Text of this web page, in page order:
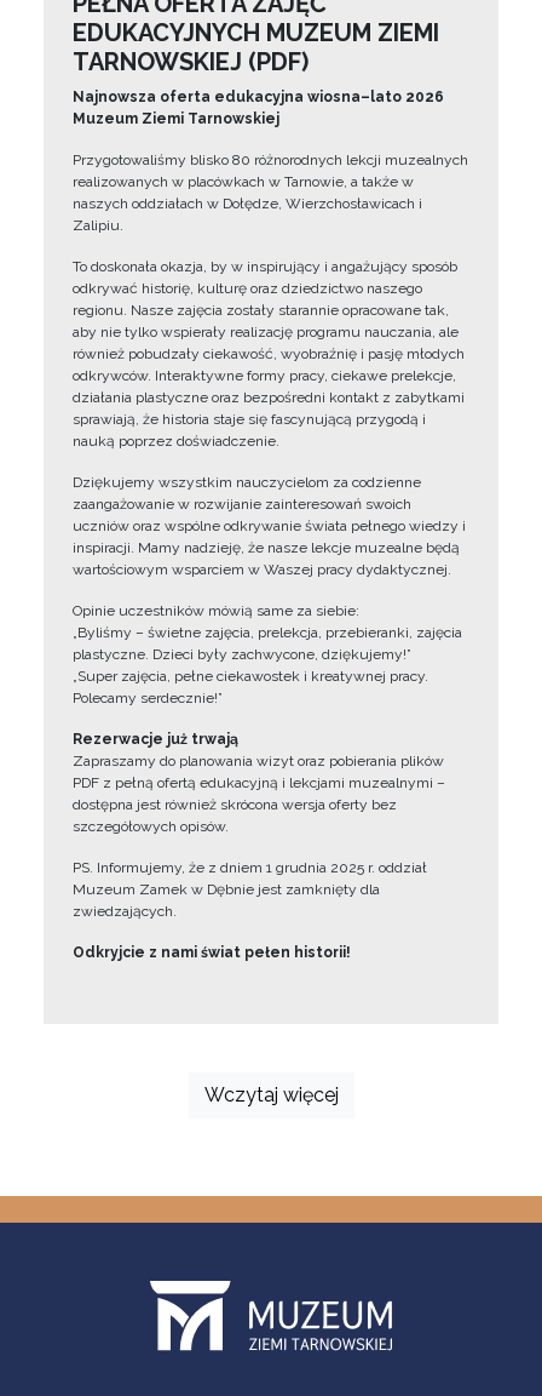
EDUKACYJNYCH MUZEUM ZIEMI
TARNOWSKIEJ (PDF)
Najnowsza oferta edukacyjna wiosna–lato 2026
Muzeum Ziemi Tarnowskiej
Przygotowaliśmy blisko 80 różnorodnych lekcji muzealnych
realizowanych w placówkach w Tarnowie, a także w
naszych oddziałach w Dołędze, Wierzchosławicach i
Zalipiu.
To doskonała okazja, by w inspirujący i angażujący sposób
odkrywać historię, kulturę oraz dziedzictwo naszego
regionu. Nasze zajęcia zostały starannie opracowane tak,
aby nie tylko wspierały realizację programu nauczania, ale
również pobudzały ciekawość, wyobraźnię i pasję młodych
odkrywców. Interaktywne formy pracy, ciekawe prelekcje,
działania plastyczne oraz bezpośredni kontakt z zabytkami
sprawiają, że historia staje się fascynującą przygodą i
nauką poprzez doświadczenie.
Dziękujemy wszystkim nauczycielom za codzienne
zaangażowanie w rozwijanie zainteresowań swoich
uczniów oraz wspólne odkrywanie świata pełnego wiedzy i
inspiracji. Mamy nadzieję, że nasze lekcje muzealne będą
wartościowym wsparciem w Waszej pracy dydaktycznej.
Opinie uczestników mówią same za siebie:
„Byliśmy – świetne zajęcia, prelekcja, przebieranki, zajęcia
plastyczne. Dzieci były zachwycone, dziękujemy!”
„Super zajęcia, pełne ciekawostek i kreatywnej pracy.
Polecamy serdecznie!”
Rezerwacje już trwają
Zapraszamy do planowania wizyt oraz pobierania plików
PDF z pełną ofertą edukacyjną i lekcjami muzealnymi –
dostępna jest również skrócona wersja oferty bez
szczegółowych opisów.
PS. Informujemy, że z dniem 1 grudnia 2025 r. oddział
Muzeum Zamek w Dębnie jest zamknięty dla
zwiedzających.
Odkryjcie z nami świat pełen historii!
Wczytaj więcej